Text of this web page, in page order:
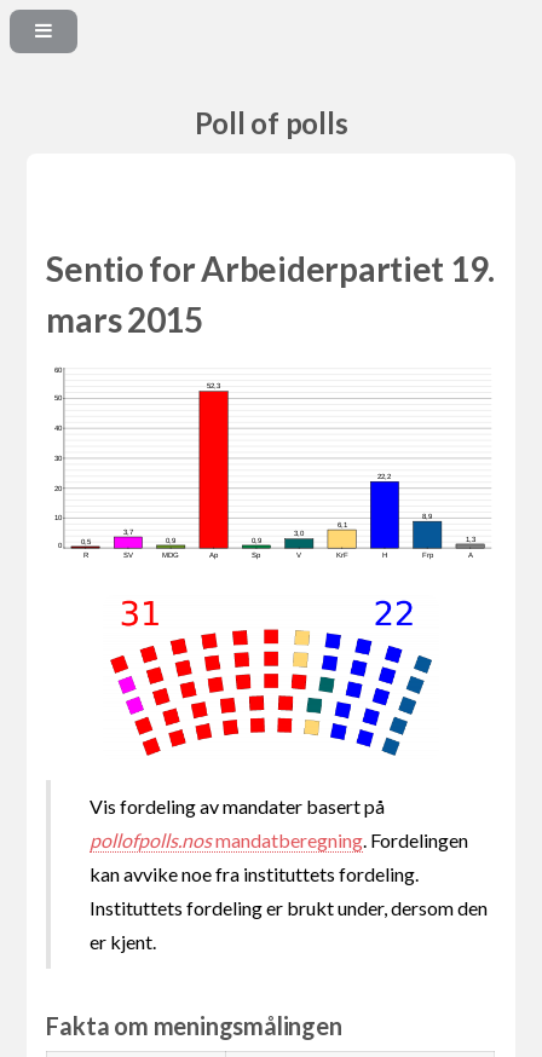
Poll of polls
Sentio for Arbeiderpartiet 19.
mars 2015
0,5
3,7
0,9
52,3
0,9
3,0
6,1
22,2
8,9
1,3
R SV MDG Ap Sp V KrF H Frp A
0
10
20
30
40
50
60
Vis fordeling av mandater basert på
pollofpolls.nosmandatberegning . Fordelingen
kan avvike noe fra instituttets fordeling.
Instituttets fordeling er brukt under, dersom den
er kjent.
Fakta om meningsmålingen